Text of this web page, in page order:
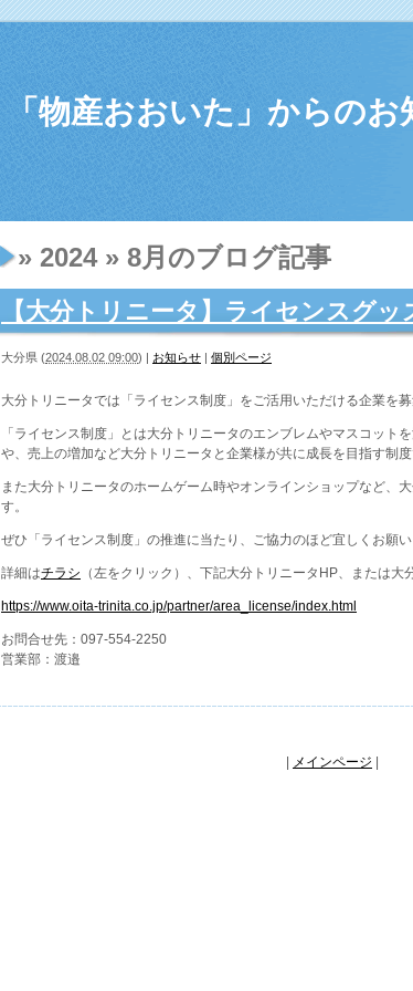
「物産おおいた」からのお
» 2024 » 8月 のブログ記事
【大分トリニータ】ライセンスグ
大分県 (2024.08.02 09:00) | お知らせ | 個別ページ
大分トリニータでは「ライセンス制度」をご活用いただける企業を募
「ライセンス制度」とは大分トリニータのエンブレムやマスコット
や、売上の増加など大分トリニータと企業様が共に成長を目指す制度
また大分トリニータのホームゲーム時やオンラインショップなど、
す。
ぜひ「ライセンス制度」の推進に当たり、ご協力のほど宜しくお願い
詳細はチラシ （左をクリック）、下記大分トリニータHP、または大
https://www.oita-trinita.co.jp/partner/area_license/index.html
お問合せ先：097-554-2250
営業部：渡邉
メインページ